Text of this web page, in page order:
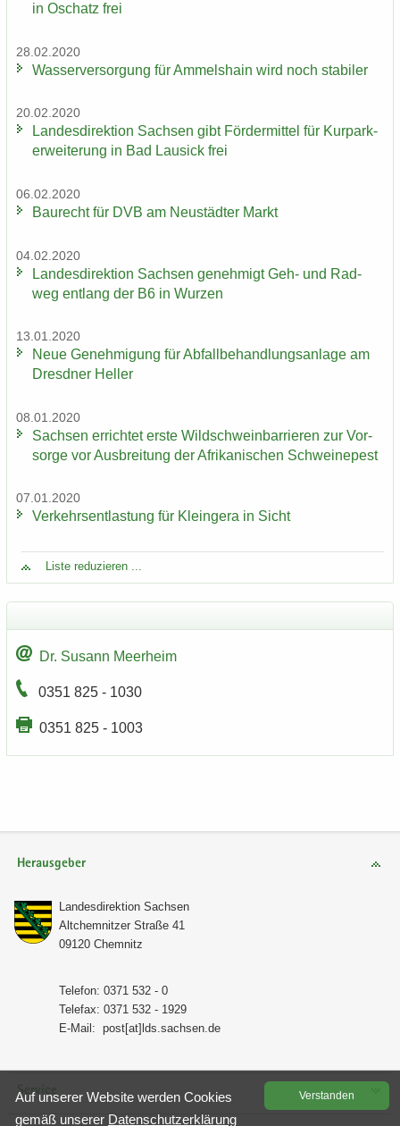
in Oschatz frei
28.02.2020
Was­ser­ver­sor­gung für Am­mels­hain wird noch sta­bi­ler
20.02.2020
Lan­des­di­rek­ti­on Sach­sen gibt För­der­mit­tel für Kur­park­
erwei­te­rung in Bad Lau­sick frei
06.02.2020
Bau­recht für DVB am Neu­städ­ter Markt
04.02.2020
Lan­des­di­rek­ti­on Sach­sen ge­neh­migt Geh- und Rad­
weg ent­lang der B6 in Wur­zen
13.01.2020
Neue Ge­neh­mi­gung für Ab­fall­be­hand­lungs­an­la­ge am
Dresd­ner Hel­ler
08.01.2020
Sach­sen er­rich­tet erste Wild­schwein­bar­rie­ren zur Vor­
sor­ge vor Aus­brei­tung der Afri­ka­ni­schen Schwei­ne­pest
07.01.2020
Ver­kehrs­ent­las­tung für Klein­ge­ra in Sicht
Liste re­du­zie­ren ...
Dr. Su­sann Meer­heim
0351 825 - 1030
0351 825 - 1003
Herausgeber
Lan­des­di­rek­ti­on Sach­sen
Alt­chem­nit­zer Stra­ße 41
09120 Chem­nitz
Te­le­fon: 0371 532 - 0
Te­le­fax: 0371 532 - 1929
E-​Mail: post[at]lds.sach­sen.de
Service Ver­stan­den
Auf un­se­rer Web­site wer­den Coo­kies
gemäß un­se­rer Da­ten­schutz­er­klä­rung